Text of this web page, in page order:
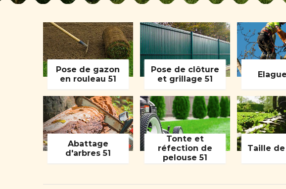
Pose de gazon
en rouleau 51
Pose de clôture
et grillage 51
Abattage
d'arbres 51
Tonte et
réfection de
pelouse 51
Taille de